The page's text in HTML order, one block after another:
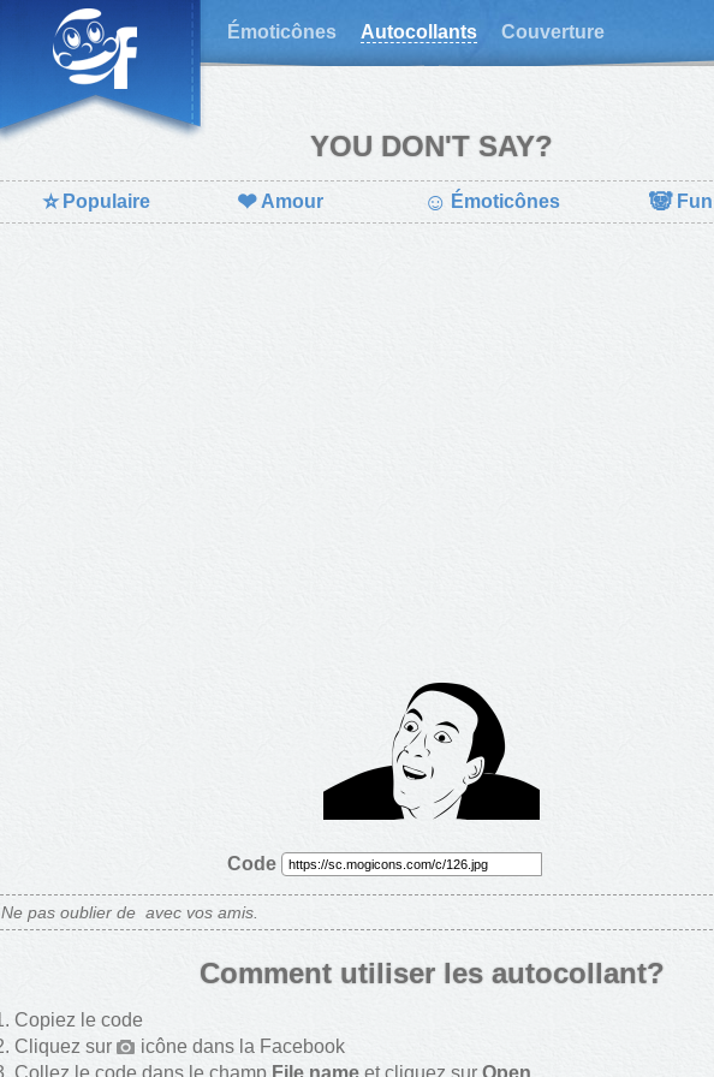
Émoticônes Autocollants Couverture
YOU DON'T SAY?
⭐ Populaire ❤ Amour ☺ Émoticônes 🐼 Fun
Code
Ne pas oublier de avec vos amis.
Comment utiliser les autocollant?
Copiez le code
Cliquez sur
icône dans la Facebook
Collez le code dans le champ File name et cliquez sur Open